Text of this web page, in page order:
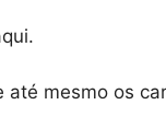
mesmo os